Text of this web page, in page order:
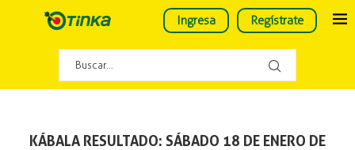
Ingresa Regístrate
KÁBALA RESULTADO: SÁBADO 18 DE ENERO DE